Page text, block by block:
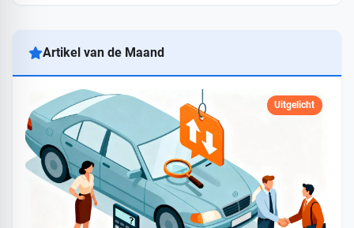
Artikel van de Maand
Uitgelicht